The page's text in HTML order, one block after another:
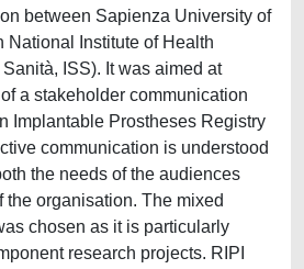
between Sapienza University of
National Institute of Health
ISS). It was aimed at
a stakeholder communication
Implantable Prostheses Registry
communication is understood
the needs of the audiences
the organisation. The mixed
chosen as it is particularly
research projects. RIPI